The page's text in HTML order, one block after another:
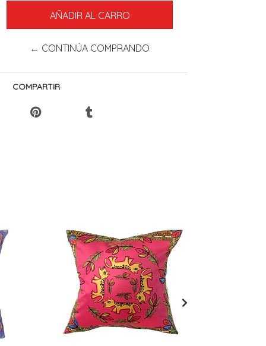
← CONTINÚA COMPRANDO
COMPARTIR